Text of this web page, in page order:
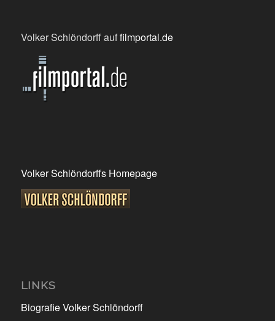
Volker Schlöndorff auffilmportal.de
Volker Schlöndorffs Homepage
LINKS
Biografie Volker Schlöndorff